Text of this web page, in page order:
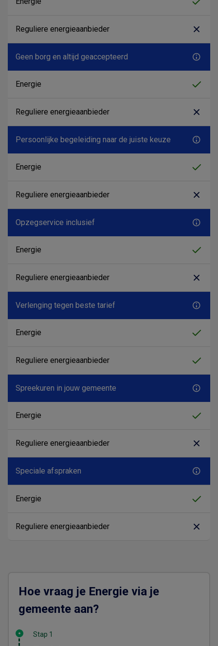
Geen borg en altijd geaccepteerd
Persoonlijke begeleiding naar de juiste keuze
Opzegservice inclusief
Verlenging tegen beste tarief
Spreekuren in jouw gemeente
Speciale afspraken
Hoe vraag je Energie via je
gemeente aan?
Stap 1